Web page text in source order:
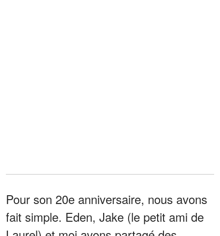
Pour son 20e anniversaire, nous avons
fait simple. Eden, Jake (le petit ami de